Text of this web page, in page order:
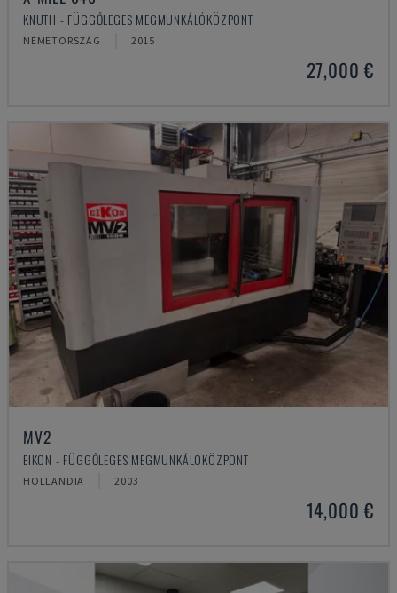
KNUTH - FÜGGŐLEGES MEGMUNKÁLÓKÖZPONT
NÉMETORSZÁG 2015
27,000 €
MV2
EIKON - FÜGGŐLEGES MEGMUNKÁLÓKÖZPONT
HOLLANDIA 2003
14,000 €